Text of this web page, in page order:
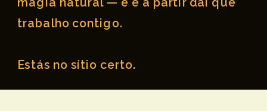
trabalho contigo.
Estás no sítio certo.